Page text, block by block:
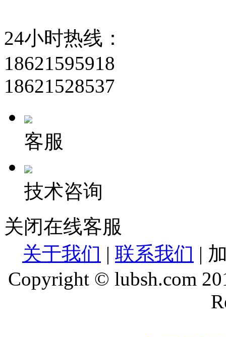
24小时热线：
18621595918
18621528537
客服
技术咨询
关闭在线客服
关于我们 | 联系我们 |
Copyright © lubsh.com